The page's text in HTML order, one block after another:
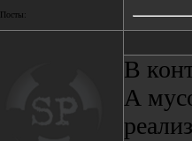
Посты:
В
А